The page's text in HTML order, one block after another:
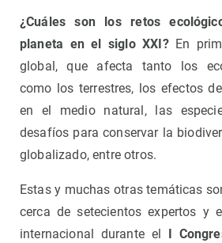
¿Cuáles son los retos
planeta en el siglo XXI?En
global, que afecta tanto los
como los terrestres, los efectos
en el medio natural, las
desafíos para conservar la
globalizado, entre otros.
Estas y muchas otras temáticas
cerca de setecientos expertos y
internacional durante el
I